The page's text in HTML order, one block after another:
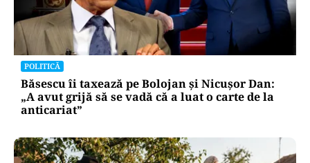
POLITICĂ
Băsescu îi taxează pe Bolojan și Nicușor Dan:
„A avut grijă să se vadă că a luat o carte de la
anticariat”